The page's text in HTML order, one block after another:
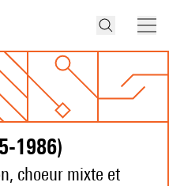
1986)
choeur mixte et